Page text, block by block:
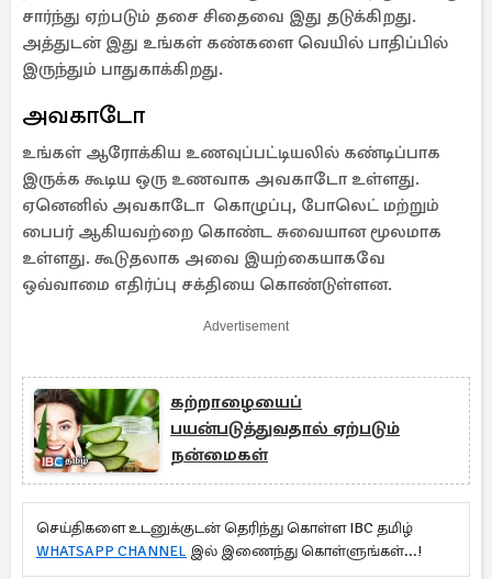
சார்ந்து ஏற்படும் தசை சிதைவை இது தடுக்கிறது.
அத்துடன் இது உங்கள் கண்களை வெயில் பாதிப்பில்
இருந்தும் பாதுகாக்கிறது.
அவகாடோ
உங்கள் ஆரோக்கிய உணவுப்பட்டியலில் கண்டிப்பாக
இருக்க கூடிய ஒரு உணவாக அவகாடோ உள்ளது.
ஏனெனில் அவகாடோ கொழுப்பு, போலெட் மற்றும்
பைபர் ஆகியவற்றை கொண்ட சுவையான மூலமாக
உள்ளது. கூடுதலாக அவை இயற்கையாகவே
ஒவ்வாமை எதிர்ப்பு சக்தியை கொண்டுள்ளன.
Advertisement
கற்றாழையைப்
பயன்படுத்துவதால் ஏற்படும்
நன்மைகள்
செய்திகளை உடனுக்குடன் தெரிந்து கொள்ள IBC தமிழ்
WHATSAPP CHANNEL இல் இணைந்து கொள்ளுங்கள்...!